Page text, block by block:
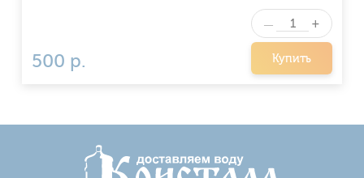
500 р. Купить
— +